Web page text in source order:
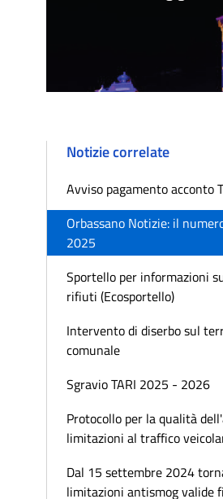
Notizie correlate
Avviso pagamento acconto
Orbassano Notizie: il
2025
Sportello per informazioni
rifiuti (Ecosportello)
Intervento di diserbo sul
comunale
Sgravio TARI 2025 - 2026
Protocollo per la qualità
limitazioni al traffico
Dal 15 settembre 2024
limitazioni antismog valide